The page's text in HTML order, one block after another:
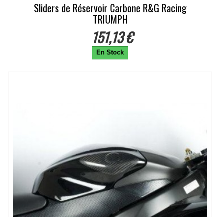
Sliders de Réservoir Carbone R&G Racing
TRIUMPH
151,13 €
En Stock